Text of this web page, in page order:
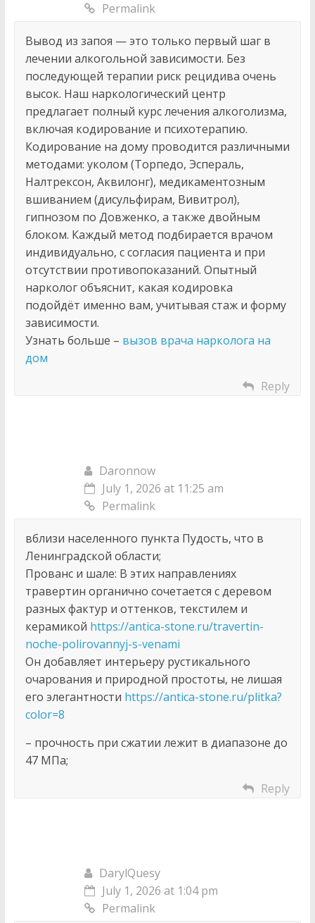
Permalink
Вывод из запоя — это только первый шаг в
лечении алкогольной зависимости. Без
последующей терапии риск рецидива очень
высок. Наш наркологический центр
предлагает полный курс лечения алкоголизма,
включая кодирование и психотерапию.
Кодирование на дому проводится различными
методами: уколом (Торпедо, Эспераль,
Налтрексон, Аквилонг), медикаментозным
вшиванием (дисульфирам, Вивитрол),
гипнозом по Довженко, а также двойным
блоком. Каждый метод подбирается врачом
индивидуально, с согласия пациента и при
отсутствии противопоказаний. Опытный
нарколог объяснит, какая кодировка
подойдёт именно вам, учитывая стаж и форму
зависимости.
Узнать больше – вызов врача нарколога на
дом
Reply
Daronnow
July 1, 2026 at 11:25 am
Permalink
вблизи населенного пункта Пудость, что в
Ленинградской области;
Прованс и шале: В этих направлениях
травертин органично сочетается с деревом
разных фактур и оттенков, текстилем и
керамикой https://antica-stone.ru/travertin-
noche-polirovannyj-s-venami
Он добавляет интерьеру рустикального
очарования и природной простоты, не лишая
его элегантности https://antica-stone.ru/plitka?
color=8
– прочность при сжатии лежит в диапазоне до
47 МПа;
Reply
DarylQuesy
July 1, 2026 at 1:04 pm
Permalink